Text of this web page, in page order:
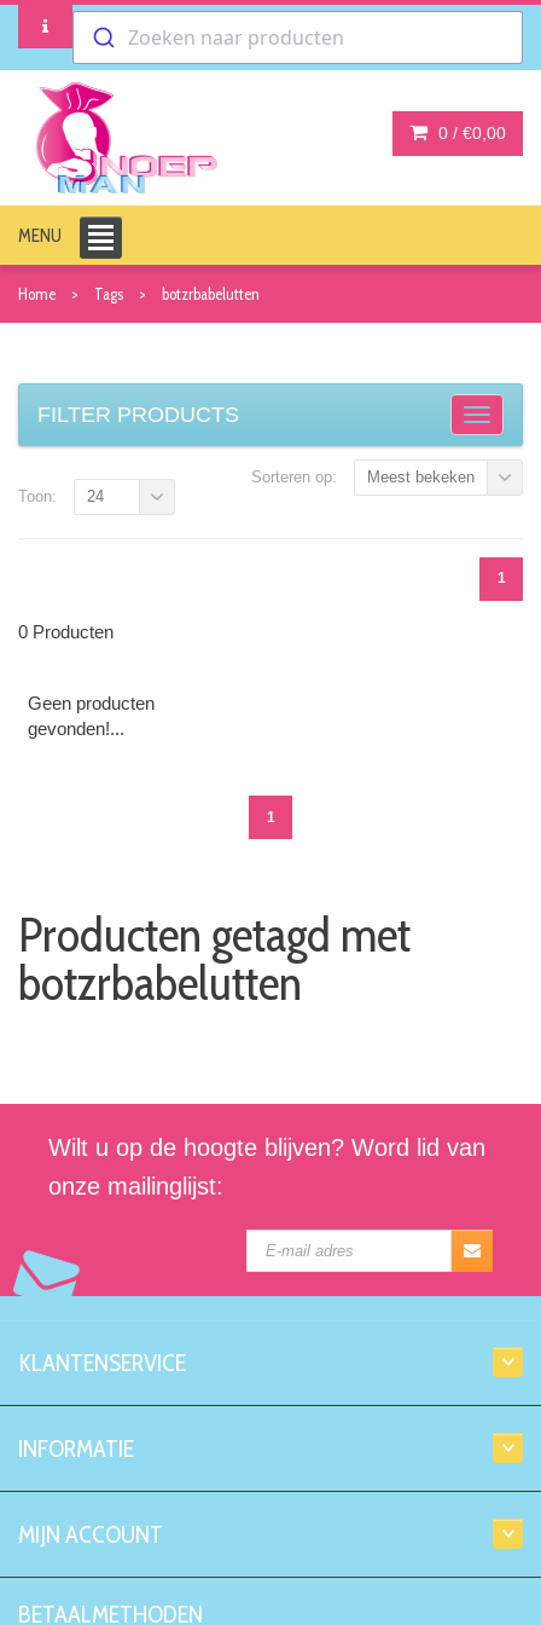
Zoeken naar producten
0 / €0,00
MENU
Home Tags botzrbabelutten
FILTER PRODUCTS
Sorteren op: Meest bekeken
1
Toon: 24
0 Producten
Geen producten
gevonden!...
1
Producten getagd met
botzrbabelutten
Wilt u op de hoogte blijven? Word lid van
onze mailinglijst:
KLANTENSERVICE
INFORMATIE
MIJN ACCOUNT
BETAALMETHODEN